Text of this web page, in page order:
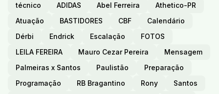
técnico
ADIDAS Abel Ferreira
Athetico-PR
Atuação
BASTIDORES CBF
Calendário
Dérbi
Endrick Escalação
FOTOS
LEILA FEREIRA
Mauro Cezar Pereira
Mensagem
Palmeiras x Santos
Paulistão
Preparação
Programação
RB Bragantino Rony
Santos